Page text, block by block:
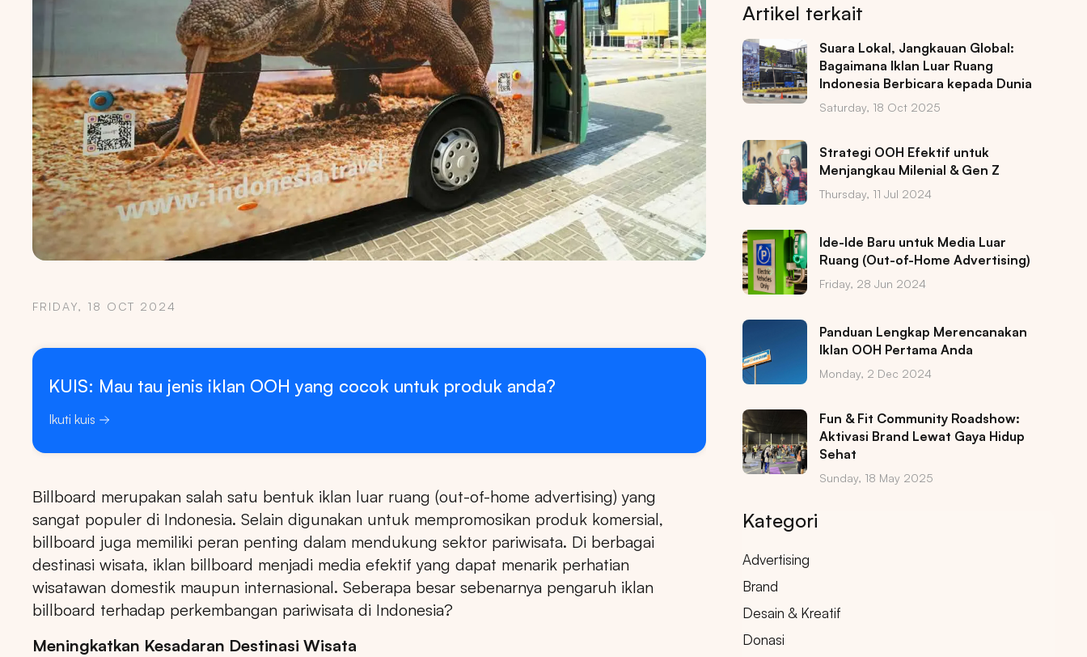
FRIDAY, 18 OCT 2024
KUIS: Mau tau jenis iklan OOH yang cocok untuk produk anda?
Ikuti kuis
Billboard merupakan salah satu bentuk iklan luar ruang (out-of-home advertising) yang
sangat populer di Indonesia. Selain digunakan untuk mempromosikan produk komersial,
billboard juga memiliki peran penting dalam mendukung sektor pariwisata. Di berbagai
destinasi wisata, iklan billboard menjadi media efektif yang dapat menarik perhatian
wisatawan domestik maupun internasional. Seberapa besar sebenarnya pengaruh iklan
billboard terhadap perkembangan pariwisata di Indonesia?
Meningkatkan Kesadaran Destinasi Wisata
Artikel terkait
Suara Lokal, Jangkauan Global:
Bagaimana Iklan Luar Ruang
Indonesia Berbicara kepada Dunia
Saturday, 18 Oct 2025
Strategi OOH Efektif untuk
Menjangkau Milenial & Gen Z
Thursday, 11 Jul 2024
Ide-Ide Baru untuk Media Luar
Ruang (Out-of-Home Advertising)
Friday, 28 Jun 2024
Panduan Lengkap Merencanakan
Iklan OOH Pertama Anda
Monday, 2 Dec 2024
Fun & Fit Community Roadshow:
Aktivasi Brand Lewat Gaya Hidup
Sehat
Sunday, 18 May 2025
Kategori
Advertising
Brand
Desain & Kreatif
Donasi